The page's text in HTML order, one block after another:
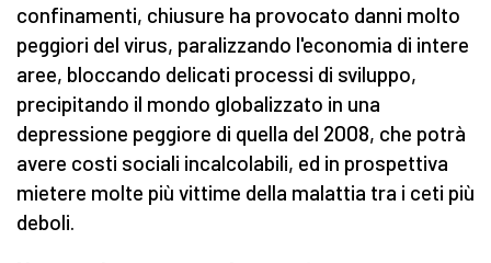
confinamenti, chiusure ha provocato danni molto
peggiori del virus, paralizzando l'economia di intere
aree, bloccando delicati processi di sviluppo,
precipitando il mondo globalizzato in una
depressione peggiore di quella del 2008, che potrà
avere costi sociali incalcolabili, ed in prospettiva
mietere molte più vittime della malattia tra i ceti più
deboli.